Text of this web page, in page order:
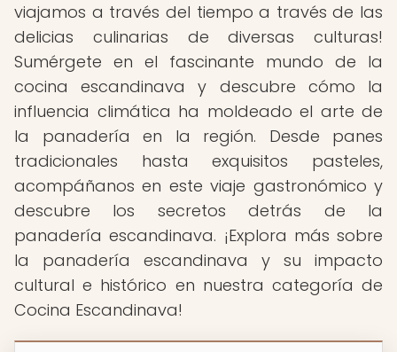
viajamos a través del tiempo a través de las
delicias culinarias de diversas culturas!
Sumérgete en el fascinante mundo de la
cocina escandinava y descubre cómo la
influencia climática ha moldeado el arte de
la panadería en la región. Desde panes
tradicionales hasta exquisitos pasteles,
acompáñanos en este viaje gastronómico y
descubre los secretos detrás de la
panadería escandinava. ¡Explora más sobre
la panadería escandinava y su impacto
cultural e histórico en nuestra categoría de
Cocina Escandinava!